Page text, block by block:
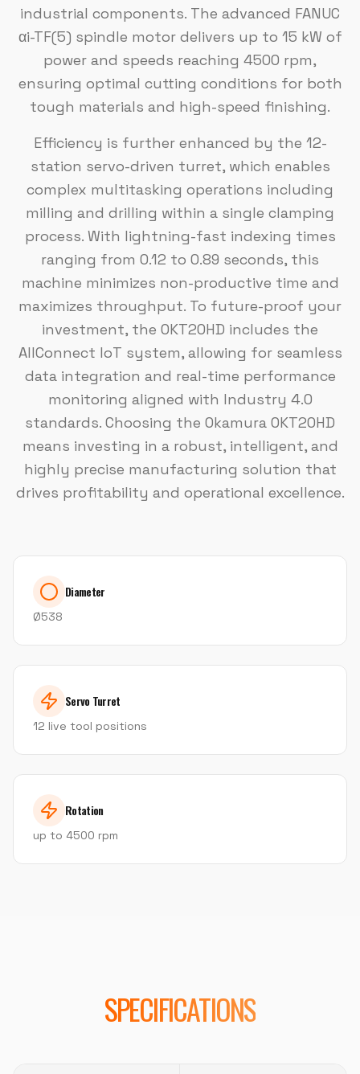
industrial components. The advanced FANUC
αi-TF(5) spindle motor delivers up to 15 kW of
power and speeds reaching 4500 rpm,
ensuring optimal cutting conditions for both
tough materials and high-speed finishing.
Efficiency is further enhanced by the 12-
station servo-driven turret, which enables
complex multitasking operations including
milling and drilling within a single clamping
process. With lightning-fast indexing times
ranging from 0.12 to 0.89 seconds, this
machine minimizes non-productive time and
maximizes throughput. To future-proof your
investment, the OKT20HD includes the
AllConnect IoT system, allowing for seamless
data integration and real-time performance
monitoring aligned with Industry 4.0
standards. Choosing the Okamura OKT20HD
means investing in a robust, intelligent, and
highly precise manufacturing solution that
drives profitability and operational excellence.
Diameter
Ø538
Servo Turret
12 live tool positions
Rotation
up to 4500 rpm
SPECIFICATIONS